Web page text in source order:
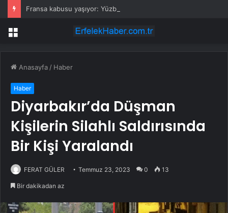
Menü
Anasayfa / Haber
Haber
Diyarbakır’da Düşman
Kişilerin Silahlı Saldırısında
Bir Kişi Yaralandı
FERAT GÜLER Temmuz 23, 2023 0 13
Bir dakikadan az